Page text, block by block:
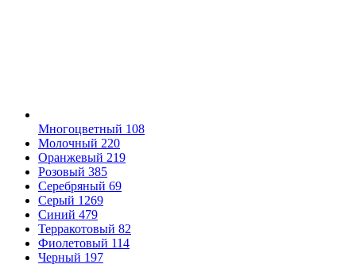
Многоцветный 108
Молочный 220
Оранжевый 219
Розовый 385
Серебряный 69
Серый 1269
Синий 479
Терракотовый 82
Фиолетовый 114
Черный 197